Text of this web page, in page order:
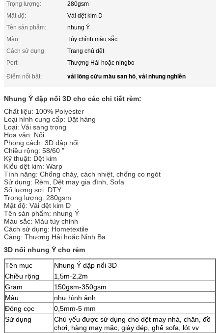
Trọng lượng:
280gsm
Mật độ:
Vải dệt kim D
Tên sản phẩm:
nhung Ý
Màu:
Tùy chỉnh màu sắc
Cách sử dụng:
Trang chủ dệt
Port:
Thượng Hải hoặc ningbo
Điểm nổi bật:
vải lông cừu màu san hô, vải nhung nghiền
Nhung Ý dập nổi 3D cho các chi tiết rèm:
Chất liệu: 100% Polyester
Loại hình cung cấp: Đặt hàng
Loại: Vải sang trọng
Hoa văn: Nổi
Phong cách: 3D dập nổi
Chiều rộng: 58/60 "
Kỹ thuật: Dệt kim
Kiểu dệt kim: Warp
Tính năng: Chống cháy, cách nhiệt, chống co ngót
Sử dụng: Rèm, Dệt may gia đình, Sofa
Số lượng sợi: DTY
Trọng lượng: 280gsm
Mật độ: Vải dệt kim D
Tên sản phẩm: nhung Ý
Màu sắc: Màu tùy chỉnh
Cách sử dụng: Hometextile
Cảng: Thượng Hải hoặc Ninh Ba
3D nổi nhung Ý cho rèm
Tên mục
Nhung Ý dập nổi 3D
Chiều rộng
1,5m-2,2m
Gram
150gsm-350gsm
Màu
như hình ảnh
Đóng cọc
0,5mm-5 mm
Sử dụng
Chủ yếu được sử dụng cho dệt may nhà, chăn, đồ
chơi, hàng may mặc, giày dép, ghế sofa, lót vv